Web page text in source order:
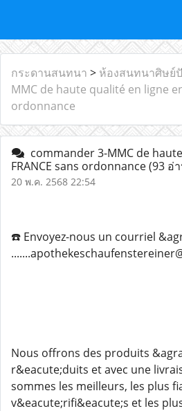
กระดานสนทนา > ห้องสนทนาศิษย์
MMC de haute qualité en ligne
ordonnance
commander 3-MMC de
FRANCE sans ordonnance(93 อ่
20 พ.ค. 2568 22:54
☎️ Envoyez-nous un courriel
Nous offrons des produits
r&eacute;duits et avec une
sommes les meilleurs, les plus
v&eacute;rifi&eacute;s et les